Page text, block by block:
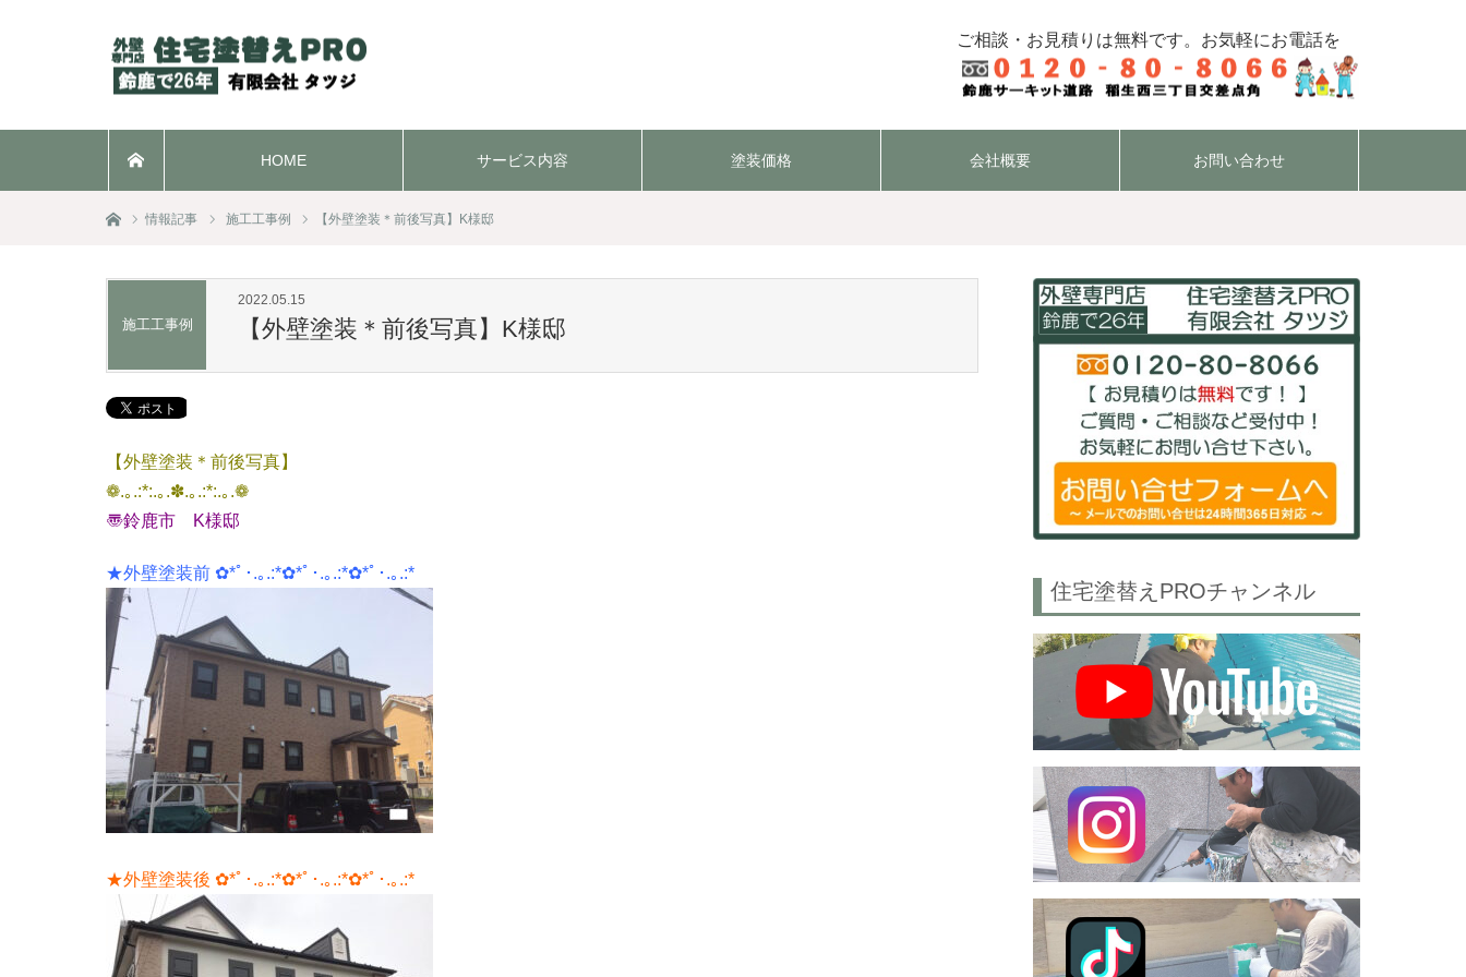
HOME サービス内容 塗装価格 会社概要 お問い合わせ
ご相談・お見積りは無料です。お気軽にお電話を
ホーム情報記事 施工工事例 【外壁塗装＊前後写真】K様邸
施工工事例
2022.05.15
【外壁塗装＊前後写真】K様邸
【外壁塗装＊前後写真】
❁.｡.:*:.｡.✽.｡.:*:.｡.❁
〠鈴鹿市 K様邸
★外壁塗装前 ✿*ﾟ･.｡.:*✿*ﾟ･.｡.:*✿*ﾟ･.｡.:*
★外壁塗装後 ✿*ﾟ･.｡.:*✿*ﾟ･.｡.:*✿*ﾟ･.｡.:*
住宅塗替えPROチャンネル